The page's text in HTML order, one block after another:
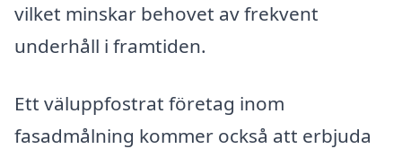
vilket minskar behovet av frekvent
underhåll i framtiden.
Ett väluppfostrat företag inom
fasadmålning kommer också att erbjuda